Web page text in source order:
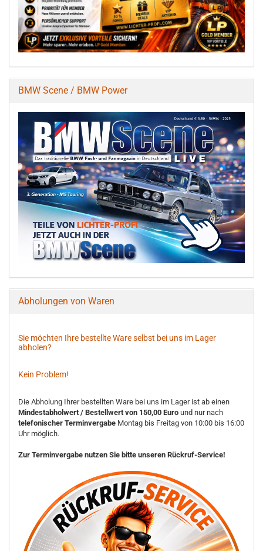
BMW Scene / BMW Power
Abholungen von Waren
Sie möchten Ihre bestellte Ware selbst bei uns im Lager
abholen?
Kein Problem!
Die Abholung Ihrer bestellten Ware bei uns im Lager ist ab einen
Mindestabholwert / Bestellwert von 150,00 Euro und nur nach
telefonischer Terminvergabe Montag bis Freitag von 10:00 bis 16:00
Uhr möglich.
Zur Terminvergabe nutzen Sie bitte unseren Rückruf-Service!